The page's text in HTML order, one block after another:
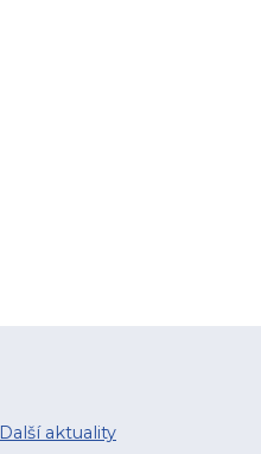
Další aktuality